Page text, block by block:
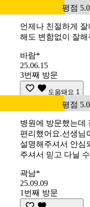
평점
언제나 친절하게
해도 변함없이 잘
바람*
25.06.15
3번째 방문
도움돼요 1
평점
병원에 방문했는데
편리했어요.선생님
설명해주셔서 안심
주셔서 믿고 다닐
곽남*
25.09.09
1번째 방문